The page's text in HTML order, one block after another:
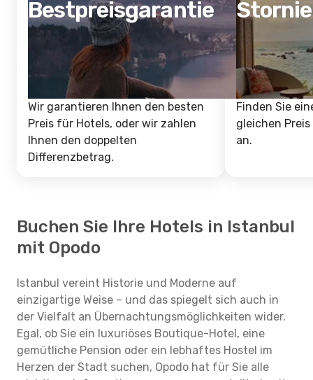
Bestpreisgarantie
Wir garantieren Ihnen den besten
Preis für Hotels, oder wir zahlen
Ihnen den doppelten
Differenzbetrag.
Finden Sie
gleichen
an.
Buchen Sie Ihre Hotels in Istanbul
mit Opodo
Istanbul vereint Historie und Moderne auf
einzigartige Weise – und das spiegelt sich auch in
der Vielfalt an Übernachtungsmöglichkeiten wider.
Egal, ob Sie ein luxuriöses Boutique-Hotel, eine
gemütliche Pension oder ein lebhaftes Hostel im
Herzen der Stadt suchen, Opodo hat für Sie alle